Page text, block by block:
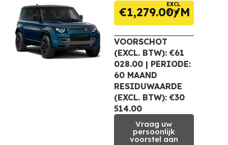
€1,279.00
EXCL
BTW
VOORSCHOT
(EXCL. BTW): €61
028.00 | PERIODE:
60 MAAND
RESIDUWAARDE
(EXCL. BTW): €30
514.00
Vraag uw
persoonlijk
voorstel aan